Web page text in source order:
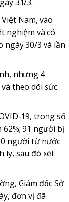
31/3.
Nam, vào
nghiệm và có
ngày 30/3 và lần
nhưng 4
theo dõi sức
19, trong số
91 người bị
người từ nước
ly, sau đó xét
Giám đốc Sở
đơn vị đã